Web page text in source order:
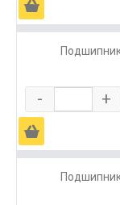
Ä
- +
Ä